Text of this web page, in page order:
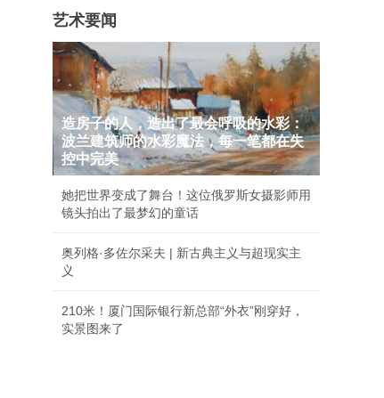
艺术要闻
造房子的人，造出了最会呼吸的水彩：
波兰建筑师的水彩魔法，每一笔都在失
控中完美
她把世界变成了舞台！这位俄罗斯女摄影师用
镜头拍出了最梦幻的童话
奥列格·多佐尔采夫 | 新古典主义与超现实主
义
210米！厦门国际银行新总部“外衣”刚穿好，
实景图来了